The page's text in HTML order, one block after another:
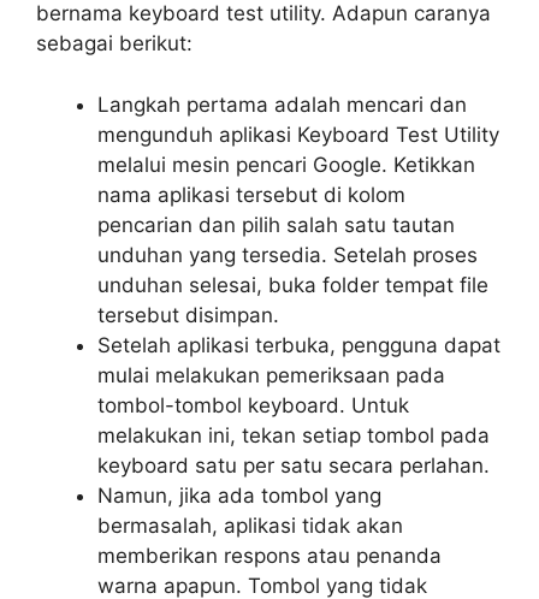
bernama keyboard test utility. Adapun caranya
sebagai berikut:
Langkah pertama adalah mencari dan
mengunduh aplikasi Keyboard Test Utility
melalui mesin pencari Google. Ketikkan
nama aplikasi tersebut di kolom
pencarian dan pilih salah satu tautan
unduhan yang tersedia. Setelah proses
unduhan selesai, buka folder tempat file
tersebut disimpan.
Setelah aplikasi terbuka, pengguna dapat
mulai melakukan pemeriksaan pada
tombol-tombol keyboard. Untuk
melakukan ini, tekan setiap tombol pada
keyboard satu per satu secara perlahan.
Namun, jika ada tombol yang
bermasalah, aplikasi tidak akan
memberikan respons atau penanda
warna apapun. Tombol yang tidak